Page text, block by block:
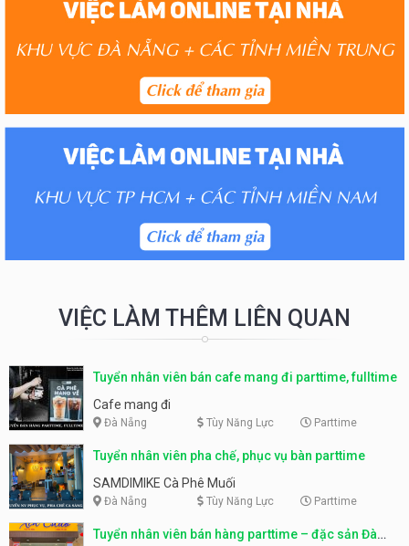
VIỆC LÀM THÊM LIÊN QUAN
Tuyển nhân viên bán cafe mang đi parttime, fulltime
Cafe mang đi
Đà Nẵng Tùy Năng Lực Parttime
Tuyển nhân viên pha chế, phục vụ bàn parttime
SAMDIMIKE Cà Phê Muối
Đà Nẵng Tùy Năng Lực Parttime
Tuyển nhân viên bán hàng parttime – đặc sản Đà